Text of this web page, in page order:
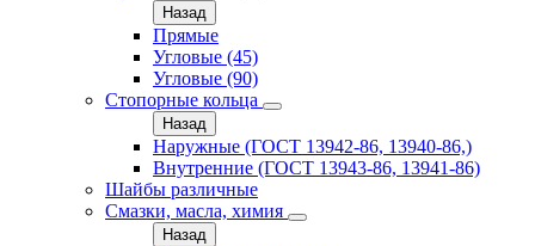
Назад
Прямые
Угловые (45)
Угловые (90)
Стопорные кольца
Назад
Наружные (ГОСТ 13942-86, 13940-86,)
Внутренние (ГОСТ 13943-86, 13941-86)
Шайбы различные
Смазки, масла, химия
Назад